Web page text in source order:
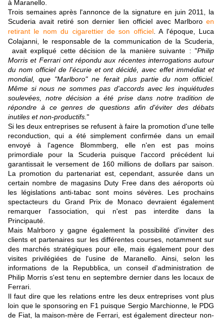
à Maranello.
Trois semaines après l'annonce de la signature en juin 2011, la
Scuderia avait retiré son dernier lien officiel avec Marlboro en
retirant le nom du cigarettier de son officiel. A l'époque,
Luca
Colajanni,
le responsable de la communication de la Scuderia,
avait expliqué cette décision de la manière suivante : "Philip
Morris et Ferrari ont répondu aux récentes interrogations autour
du nom officiel de l'écurie et ont décidé, avec effet immédiat et
mondial, que "Marlboro" ne ferait plus partie du nom officiel.
Même si nous ne sommes pas d'accords avec les inquiétudes
soulevées, notre décision a été prise dans notre tradition de
répondre à ce genres de questions afin d'éviter des débats
inutiles et non-productifs. "
Si les deux entreprises se refusent à faire la promotion d'une telle
reconduction, qui a été simplement confirmée dans un email
envoyé à l'agence Blommberg, elle n'en est pas moins
primordiale pour la Scuderia puisque l'accord précédent lui
garantissait le versement de 160 millions de dollars par saison.
La promotion du partenariat est, cependant, assurée dans un
certain nombre de magasins Duty Free dans des aéroports où
les législations anti-tabac sont moins sévères. Les prochains
spectacteurs du Grand Prix de Monaco devraient également
remarquer l'association, qui n'est pas interdite dans la
Principauté.
Mais Malrboro y gagne également la possibilité d'inviter des
clients et partenaires sur les différentes courses, notamment sur
des marchés stratégiques pour elle, mais également pour des
visites privilégiées de l'usine de Maranello. Ainsi, selon les
informations de la Repubblica, un conseil d'administration de
Philip Morris s'est tenu en septembre dernier dans les locaux de
Ferrari.
Il faut dire que les relations entre les deux entreprises vont plus
loin que le sponsoring en F1 puisque Sergio Marchionne, le PDG
de Fiat, la maison-mère de Ferrari, est également directeur non-